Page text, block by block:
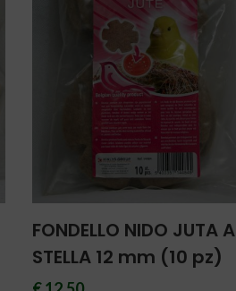
FONDELLO NIDO JUTA A
STELLA 12 mm (10 pz)